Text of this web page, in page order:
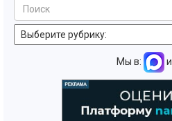
Мы в: и